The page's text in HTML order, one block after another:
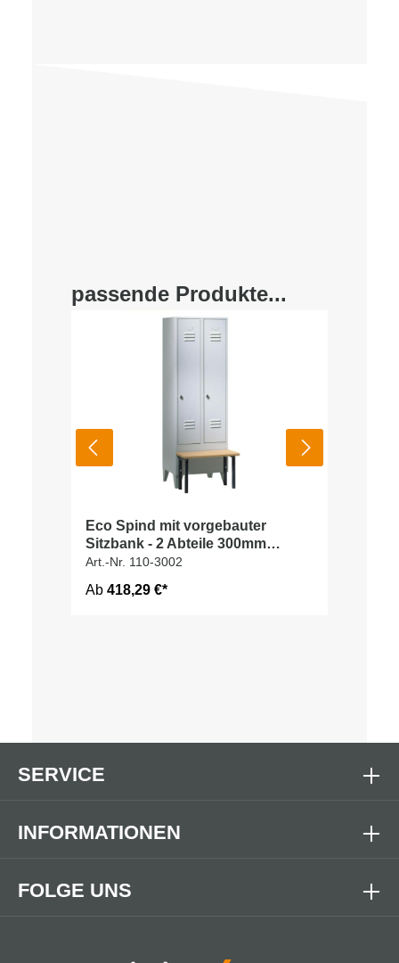
passende Produkte...
Eco Spind mit vorgebauter
Sitzbank - 2 Abteile 300mm
Abteilbreite
Art.-Nr. 110-3002
Ab 418,29 €*
FOLGE UNS
SERVICE
INFORMATIONEN